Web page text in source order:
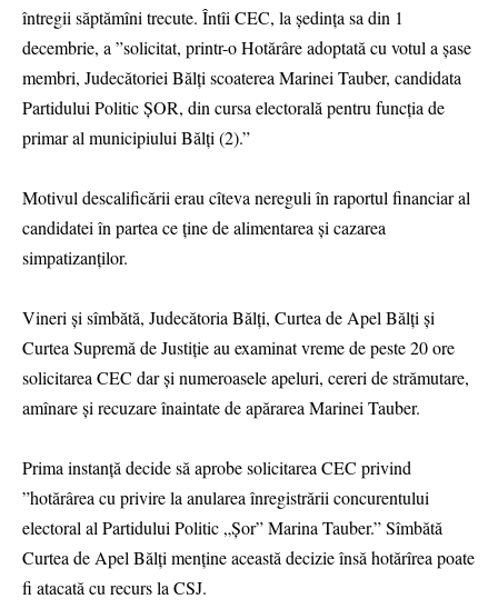
întregii săptămîni trecute. Întîi CEC, la ședința sa din 1
decembrie, a ”solicitat, printr-o Hotărâre adoptată cu votul a șase
membri, Judecătoriei Bălți scoaterea Marinei Tauber, candidata
Partidului Politic ȘOR, din cursa electorală pentru funcția de
primar al municipiului Bălți (2).”
Motivul descalificării erau cîteva nereguli în raportul financiar al
candidatei în partea ce ține de alimentarea și cazarea
simpatizanților.
Vineri și sîmbătă, Judecătoria Bălți, Curtea de Apel Bălți și
Curtea Supremă de Justiție au examinat vreme de peste 20 ore
solicitarea CEC dar și numeroasele apeluri, cereri de strămutare,
amînare și recuzare înaintate de apărarea Marinei Tauber.
Prima instanță decide să aprobe solicitarea CEC privind
”hotărârea cu privire la anularea înregistrării concurentului
electoral al Partidului Politic „Șor” Marina Tauber.” Sîmbătă
Curtea de Apel Bălți menține această decizie însă hotărîrea poate
fi atacată cu recurs la CSJ.